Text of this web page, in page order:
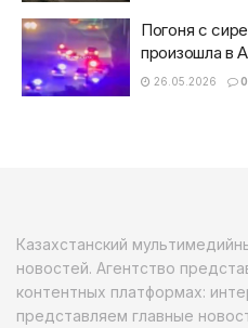
Погоня с
произошла в
26.05.2026 0
Казахстанский
новостей. Агентство
контентных платформах:
представляем главные